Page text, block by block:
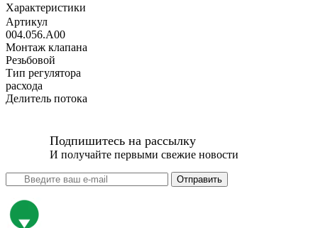
Характеристики
Артикул
004.056.A00
Монтаж клапана
Резьбовой
Тип регулятора
расхода
Делитель потока
Подпишитесь на рассылку
И получайте первыми свежие новости
Отправить